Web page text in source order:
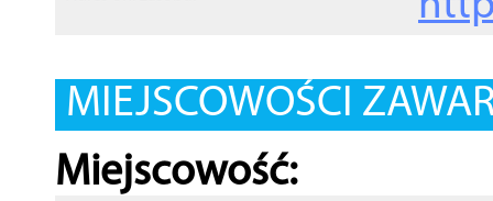
MIEJSCOWOŚCI
Miejscowość: